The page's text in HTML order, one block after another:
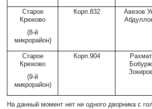
Старое
Крюково
(8-й
микрорайон)
Корп.832
Авезов
Старое
Крюково
(9-й
микрорайон)
Корп.904
На данный момент нет ни одного дворника с